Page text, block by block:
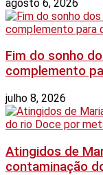
agosto 6, 2026
Fim do sonho
complemento
julho 8, 2026
Atingidos de
contaminação